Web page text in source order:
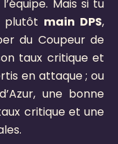
Mais si tu
plutôt main DPS,
du Coupeur de
taux critique et
en attaque ; ou
une bonne
critique et une